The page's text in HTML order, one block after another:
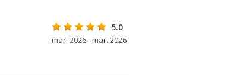
5.0
mar. 2026 - mar. 2026